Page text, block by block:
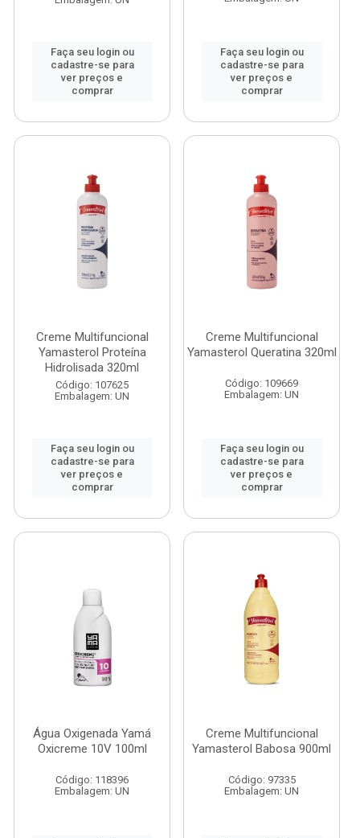
Faça seu login ou
cadastre-se para
ver preços e
comprar
Faça seu login ou
cadastre-se para
ver preços e
comprar
Creme Multifuncional
Yamasterol Proteína
Hidrolisada 320ml
Código: 107625
Embalagem: UN
Faça seu login ou
cadastre-se para
ver preços e
comprar
Creme Multifuncional
Yamasterol Queratina 320ml
Código: 109669
Embalagem: UN
Faça seu login ou
cadastre-se para
ver preços e
comprar
Água Oxigenada Yamá
Oxicreme 10V 100ml
Código: 118396
Embalagem: UN
Creme Multifuncional
Yamasterol Babosa 900ml
Código: 97335
Embalagem: UN